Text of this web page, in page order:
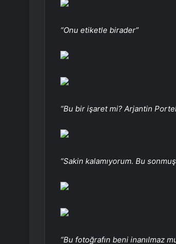
“Onu etiketle birader”
“Bu bir işaret mi? Arjantin
“Sakin kalamıyorum. Bu
“Bu fotoğrafın beni inanılmaz